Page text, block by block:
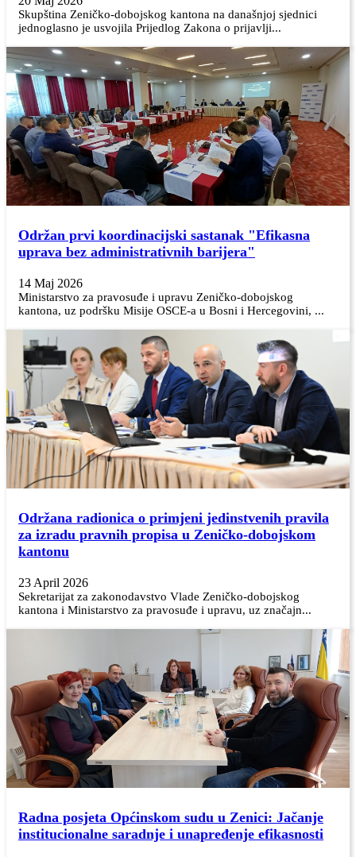
Skupština Zeničko-dobojskog kantona na današnjoj sjednici
jednoglasno je usvojila Prijedlog Zakona o prijavlji...
Održan prvi koordinacijski sastanak "Efikasna
uprava bez administrativnih barijera"
14 Maj 2026
Ministarstvo za pravosuđe i upravu Zeničko-dobojskog
kantona, uz podršku Misije OSCE-a u Bosni i Hercegovini, ...
Održana radionica o primjeni jedinstvenih pravila
za izradu pravnih propisa u Zeničko-dobojskom
kantonu
23 April 2026
Sekretarijat za zakonodavstvo Vlade Zeničko-dobojskog
kantona i Ministarstvo za pravosuđe i upravu, uz značajn...
Radna posjeta Općinskom sudu u Zenici: Jačanje
institucionalne saradnje i unapređenje efikasnosti